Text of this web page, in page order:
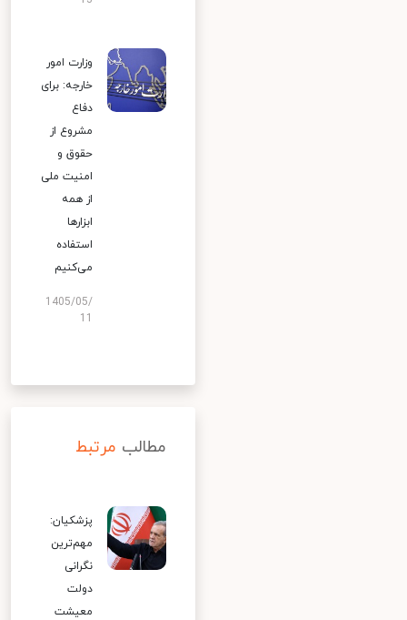
وزارت امور
خارجه: برای
دفاع
مشروع از
حقوق و
امنیت ملی
از همه
ابزارها
استفاده
می‌کنیم
1405/05/
مطالب مرتبط
پزشکیان:
مهم‌ترین
نگرانی
دولت
معیشت